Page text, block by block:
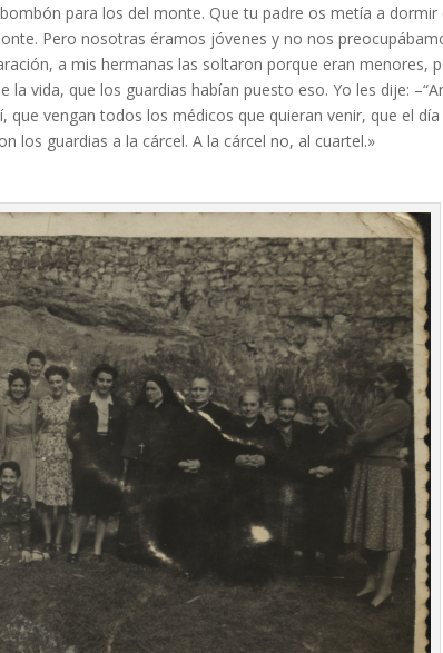
para los del monte. Que tu padre os metía a dormir
Pero nosotras éramos jóvenes y no nos
a mis hermanas las soltaron porque eran menores,
vida, que los guardias habían puesto eso. Yo les dije:
vengan todos los médicos que quieran venir, que el día
los guardias a la cárcel. A la cárcel no, al cuartel.»